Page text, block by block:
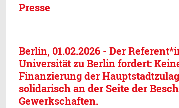
Presse
Berlin, 01.02.2026 - Der
Universität zu Berlin fordert:
Finanzierung der
solidarisch an der Seite der
Gewerkschaften.